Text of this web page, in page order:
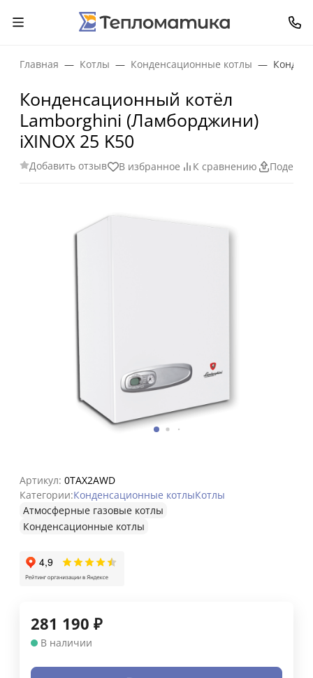
Главная Котлы Конденсационные котлы
Конденсационный котёл
Lamborghini (Ламборджини)
iXINOX 25 K50
Добавить отзыв В избранное К сравнению
Артикул: 0TAX2AWD
Категории:Конденсационные котлыКотлы
Атмосферные газовые котлы
Конденсационные котлы
281 190 ₽
В наличии